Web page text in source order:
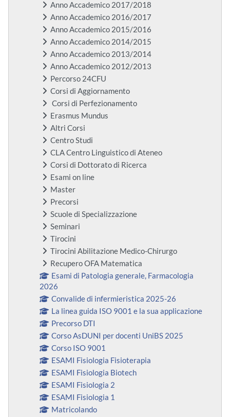
Anno Accademico 2017/2018
Anno Accademico 2016/2017
Anno Accademico 2015/2016
Anno Accademico 2014/2015
Anno Accademico 2013/2014
Anno Accademico 2012/2013
Percorso 24CFU
Corsi di Aggiornamento
Corsi di Perfezionamento
Erasmus Mundus
Altri Corsi
Centro Studi
CLA Centro Linguistico di Ateneo
Corsi di Dottorato di Ricerca
Esami on line
Master
Precorsi
Scuole di Specializzazione
Seminari
Tirocini
Tirocini Abilitazione Medico-Chirurgo
Recupero OFA Matematica
Esami di Patologia generale, Farmacologia
2026
Convalide di infermieristica 2025-26
La linea guida ISO 9001 e la sua applicazione
Precorso DTI
Corso AsDUNI per docenti UniBS 2025
Corso ISO 9001
ESAMI Fisiologia Fisioterapia
ESAMI Fisiologia Biotech
ESAMI Fisiologia 2
ESAMI Fisiologia 1
Matricolando